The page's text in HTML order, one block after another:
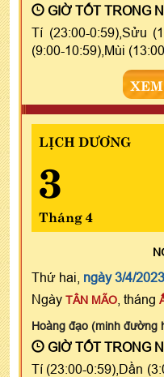
GIỜ TỐT TRONG
Tí (23:00-0:59),Sửu
(9:00-10:59),Mùi
LỊCH DƯƠNG
3
Tháng 4
Thứ hai, ngày 3/4/2023
Ngày TÂN MÃO , tháng
Hoàng đạo (minh đường
GIỜ TỐT TRONG
Tí (23:00-0:59),Dần